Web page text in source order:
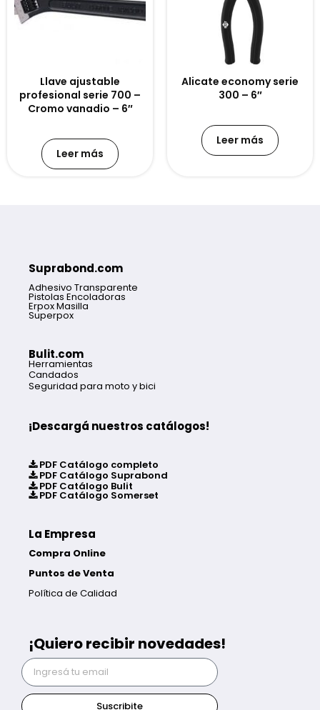
Llave ajustable
profesional serie 700 –
Cromo vanadio – 6″
Leer más
Alicate economy serie
300 – 6″
Leer más
Suprabond.com
Adhesivo Transparente
Pistolas Encoladoras
Erpox Masilla
Superpox
Bulit.com
Herramientas
Candados
Seguridad para moto y bici
¡Descargá nuestros catálogos!
PDF Catálogo completo
PDF Catálogo Suprabond
PDF Catálogo Bulit
PDF Catálogo Somerset
La Empresa
Compra Online
Puntos de Venta
Política de Calidad
¡Quiero recibir novedades!
Suscribite